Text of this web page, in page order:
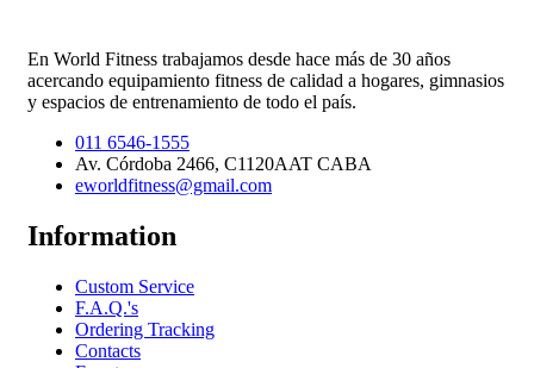
En World Fitness trabajamos desde hace más de 30 años
acercando equipamiento fitness de calidad a hogares, gimnasios
y espacios de entrenamiento de todo el país.
011 6546-1555
Av. Córdoba 2466, C1120AAT CABA
eworldfitness@gmail.com
Information
Custom Service
F.A.Q.'s
Ordering Tracking
Contacts